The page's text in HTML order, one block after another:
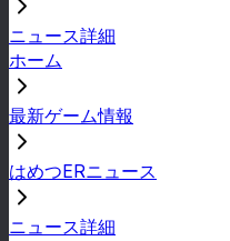
ニュース詳細
ホーム
最新ゲーム情報
はめつERニュース
ニュース詳細